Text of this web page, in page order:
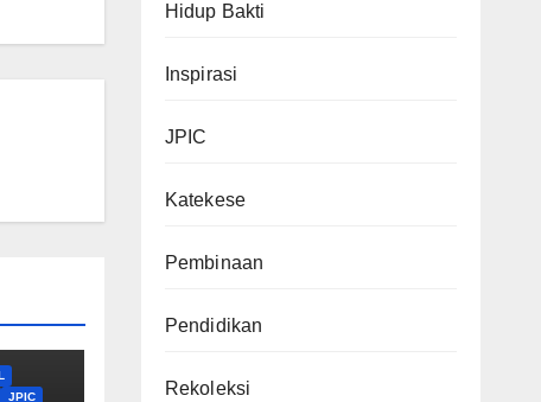
JPIC
Hidup Bakti
Inspirasi
JPIC
Katekese
Pembinaan
Pendidikan
Rekoleksi